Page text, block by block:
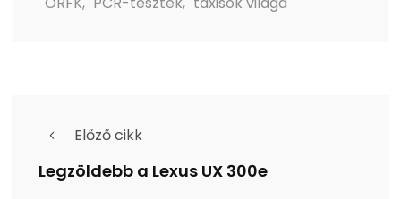
Előző cikk
Legzöldebb a Lexus UX 300e